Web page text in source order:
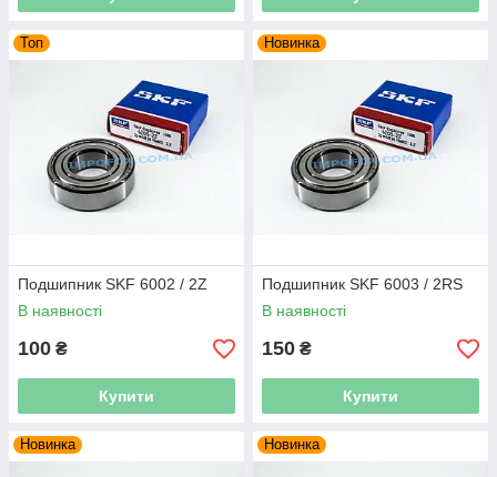
Топ
Подшипник SKF 6002 / 2Z
В наявності
100 ₴
Купити
Новинка
Подшипник SKF 6003 / 2RS
В наявності
150 ₴
Купити
Новинка Новинка